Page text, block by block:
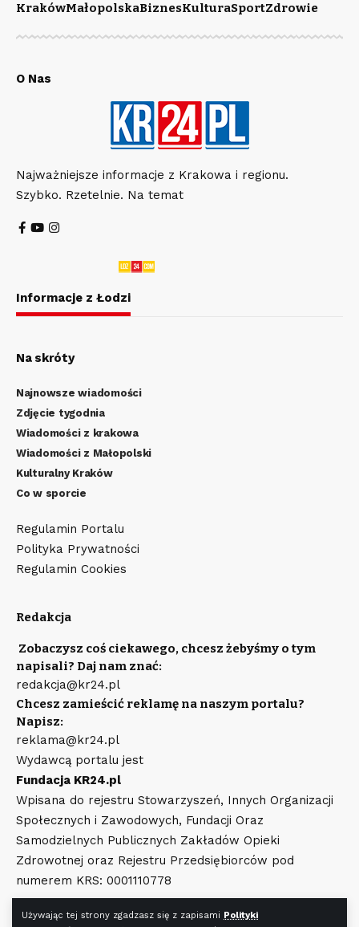
Używając tej strony zgadzasz się z zapisami Polityki
KrakówMałopolskaBiznesKulturaSportZdrowie
O Nas
Najważniejsze informacje z Krakowa i regionu.
Szybko. Rzetelnie. Na temat
Informacje z Łodzi
Na skróty
Najnowsze wiadomości
Zdjęcie tygodnia
Wiadomości z krakowa
Wiadomości z Małopolski
Kulturalny Kraków
Co w sporcie
Regulamin Portalu
Polityka Prywatności
Regulamin Cookies
Redakcja
Zobaczysz coś ciekawego, chcesz żebyśmy o tym
napisali? Daj nam znać:
redakcja@kr24.pl
Chcesz zamieścić reklamę na naszym portalu?
Napisz:
reklama@kr24.pl
Wydawcą portalu jest
Fundacja KR24.pl
Wpisana do rejestru Stowarzyszeń, Innych Organizacji
Społecznych i Zawodowych, Fundacji Oraz
Samodzielnych Publicznych Zakładów Opieki
Zdrowotnej oraz Rejestru Przedsiębiorców pod
numerem KRS: 0001110778